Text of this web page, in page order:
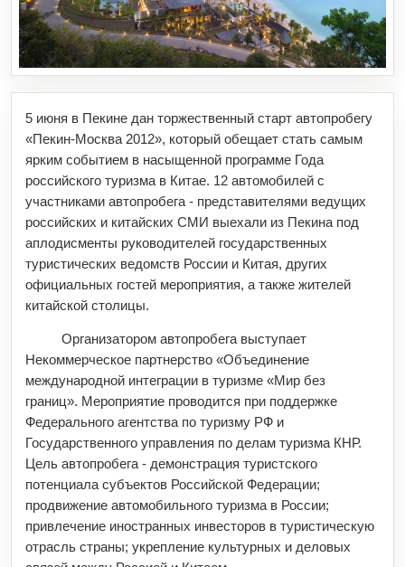
5 июня в Пекине дан торжественный старт автопробегу
«Пекин-Москва 2012», который обещает стать самым
ярким событием в насыщенной программе Года
российского туризма в Китае. 12 автомобилей с
участниками автопробега - представителями ведущих
российских и китайских СМИ выехали из Пекина под
аплодисменты руководителей государственных
туристических ведомств России и Китая, других
официальных гостей мероприятия, а также жителей
китайской столицы.
Организатором автопробега выступает
Некоммерческое партнерство «Объединение
международной интеграции в туризме «Мир без
границ». Мероприятие проводится при поддержке
Федерального агентства по туризму РФ и
Государственного управления по делам туризма КНР.
Цель автопробега - демонстрация туристского
потенциала субъектов Российской Федерации;
продвижение автомобильного туризма в России;
привлечение иностранных инвесторов в туристическую
отрасль страны; укрепление культурных и деловых